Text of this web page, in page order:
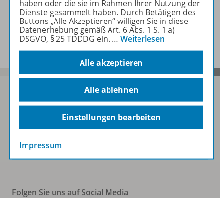
Benachrichtigungs-Service
Sofort profitieren
Zum Newsletter anmelden
Folgen Sie uns auf Social Media
haben oder die sie im Rahmen Ihrer Nutzung der
Dienste gesammelt haben. Durch Betätigen des
Buttons „Alle Akzeptieren“ willigen Sie in diese
Datenerhebung gemäß Art. 6 Abs. 1 S. 1 a)
DSGVO, § 25 TDDDG ein. … Weiterlesen
Alle akzeptieren
Alle ablehnen
Einstellungen bearbeiten
Impressum